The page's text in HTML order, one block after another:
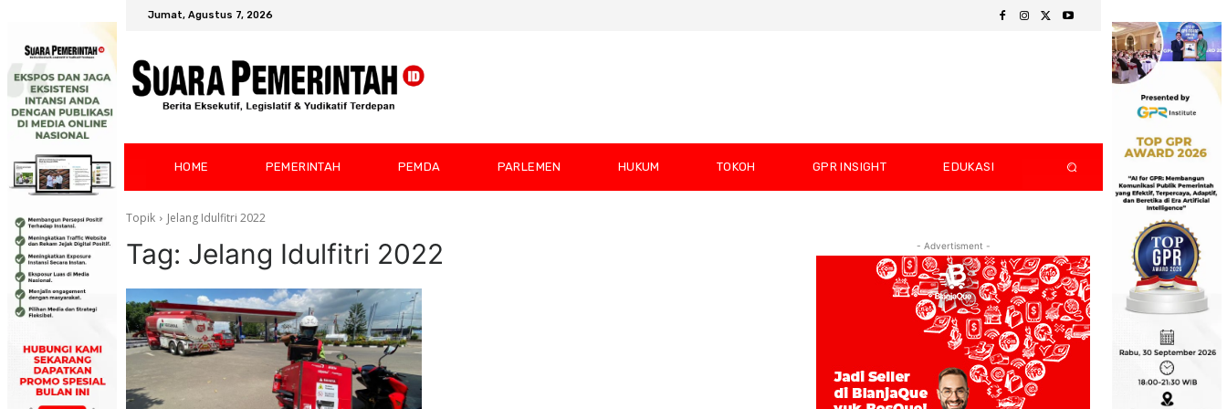
Jumat, Agustus 7, 2026
HOME PEMERINTAH PEMDA PARLEMEN HUKUM TOKOH GPR INSIGHT EDUKASI
Topik Jelang Idulfitri 2022
Tag: Jelang Idulfitri 2022 - Advertisment -